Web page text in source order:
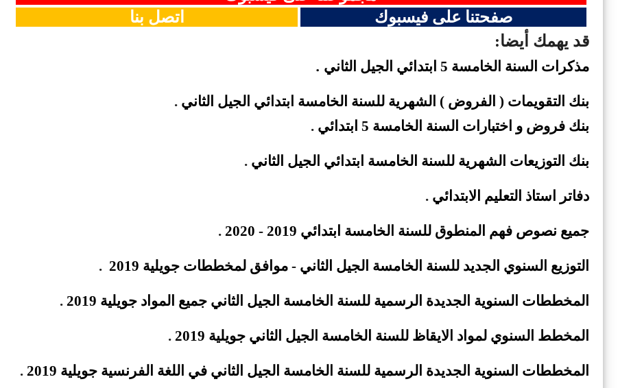
صفحتنا على فيسبوك
اتصل بنا
قد يهمك أيضا:
مذكرات السنة الخامسة 5 ابتدائي الجيل الثاني .
بنك التقويمات ( الفروض ) الشهرية للسنة الخامسة ابتدائي الجيل الثاني .
بنك فروض و اختبارات السنة الخامسة 5
ابتدائي .
بنك التوزيعات الشهرية للسنة الخامسة ابتدائي الجيل الثاني .
دفاتر استاذ التعليم الابتدائي .
جميع نصوص فهم المنطوق للسنة الخامسة ابتدائي 2019 - 2020 .
التوزيع السنوي الجديد للسنة الخامسة الجيل الثاني - موافق لمخططات جويلية 2019 .
المخططات السنوية الجديدة الرسمية للسنة الخامسة الجيل الثاني جميع المواد جويلية 2019 .
المخطط السنوي لمواد الايقاظ للسنة الخامسة الجيل الثاني جويلية 2019 .
المخططات السنوية الجديدة الرسمية للسنة الخامسة الجيل الثاني في اللغة الفرنسية جويلية 2019 .